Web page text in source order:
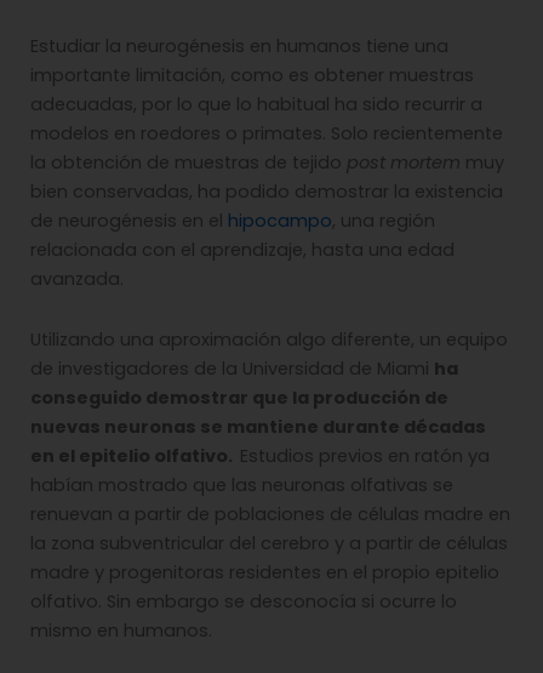
Estudiar la neurogénesis en humanos tiene una
importante limitación, como es obtener muestras
adecuadas, por lo que lo habitual ha sido recurrir a
modelos en roedores o primates. Solo recientemente
la obtención de muestras de tejido post mortem muy
bien conservadas, ha podido demostrar la existencia
de neurogénesis en el hipocampo, una región
relacionada con el aprendizaje, hasta una edad
avanzada.
Utilizando una aproximación algo diferente, un equipo
de investigadores de la Universidad de Miami ha
conseguido demostrar que la producción de
nuevas neuronas se mantiene durante décadas
en el epitelio olfativo. Estudios previos en ratón ya
habían mostrado que las neuronas olfativas se
renuevan a partir de poblaciones de células madre en
la zona subventricular del cerebro y a partir de células
madre y progenitoras residentes en el propio epitelio
olfativo. Sin embargo se desconocía si ocurre lo
mismo en humanos.